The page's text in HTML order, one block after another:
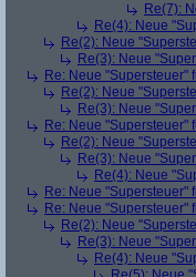
Re(7):
Re(4): Neue
Re(2): Neue
Re(3): Neue
Re: Neue "Supersteuer"
Re(2): Neue
Re(3): Neue
Re: Neue "Supersteuer"
Re(2): Neue
Re(3): Neue
Re(4): Neue
Re: Neue "Supersteuer"
Re: Neue "Supersteuer"
Re(2): Neue
Re(3): Neue
Re(4): Neue